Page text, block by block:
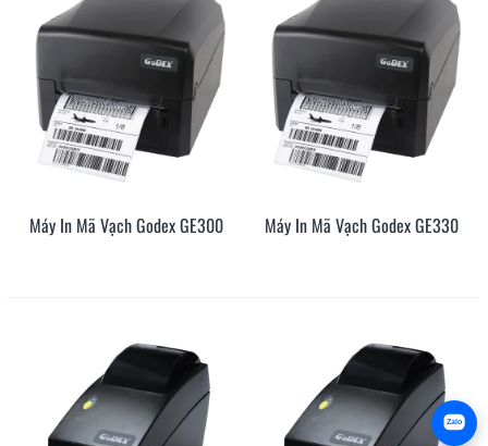
Máy In Mã Vạch Godex GE300 Máy In Mã Vạch Godex GE330
Zalo